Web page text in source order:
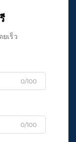
เร็ว
0/100
0/100